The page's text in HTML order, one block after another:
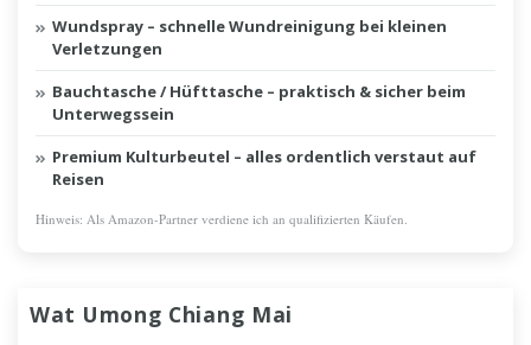
Wundspray – schnelle Wundreinigung bei kleinen
Verletzungen
Bauchtasche / Hüfttasche – praktisch & sicher beim
Unterwegssein
Premium Kulturbeutel – alles ordentlich verstaut auf
Reisen
Hinweis: Als Amazon-Partner verdiene ich an qualifizierten Käufen.
Wat Umong Chiang Mai